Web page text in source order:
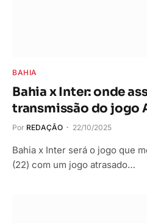
BAHIA
Bahia x Inter: onde
transmissão do jogo
Por REDAÇÃO 22/10/2025
Bahia x Inter será o jogo que
(22) com um jogo atrasado…